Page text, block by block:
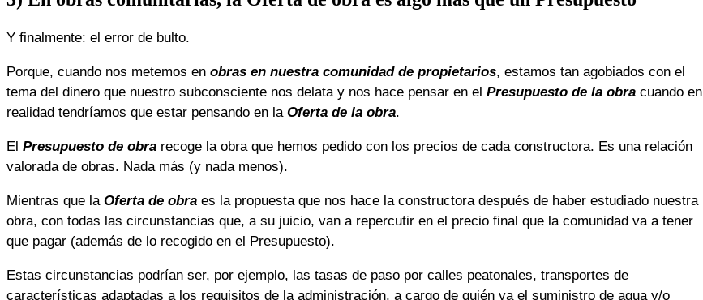
Y finalmente: el error de bulto.
Porque, cuando nos metemos en obras en nuestra comunidad de propietarios, estamos tan agobiados con el
tema del dinero que nuestro subconsciente nos delata y nos hace pensar en el Presupuesto de la obra cuando en
realidad tendríamos que estar pensando en la Oferta de la obra.
El Presupuesto de obra recoge la obra que hemos pedido con los precios de cada constructora. Es una relación
valorada de obras. Nada más (y nada menos).
Mientras que la Oferta de obra es la propuesta que nos hace la constructora después de haber estudiado nuestra
obra, con todas las circunstancias que, a su juicio, van a repercutir en el precio final que la comunidad va a tener
que pagar (además de lo recogido en el Presupuesto).
Estas circunstancias podrían ser, por ejemplo, las tasas de paso por calles peatonales, transportes de
características adaptadas a los requisitos de la administración, a cargo de quién va el suministro de agua y/o